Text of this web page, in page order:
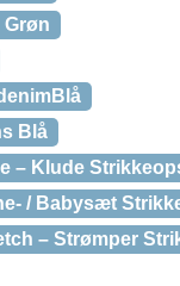
Grøn
Blå
– Klude
/ Babysæt
– Strømper